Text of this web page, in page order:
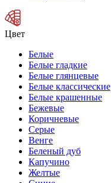
Цвет
Белые
Белые гладкие
Белые глянцевые
Белые классические
Белые крашенные
Бежевые
Коричневые
Серые
Венге
Беленый дуб
Капучино
Желтые